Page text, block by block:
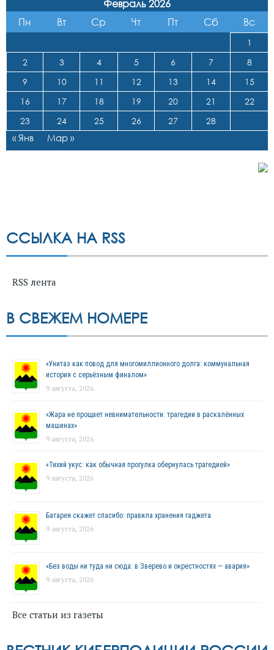
Февраль 2026
Пн
Вт Ср Чт Пт Сб Вс
1
2
3 4 5 6 7
8
9
10 11 12 13 14
15
16
17 18 19 20 21
22
23
24 25 26 27 28
« Янв Мар »
ССЫЛКА НА RSS
RSS лента
В СВЕЖЕМ НОМЕРЕ
«Унитаз как повод для многомиллионного долга: коммунальная
история с серьёзным финалом»
9 августа, 2026
«Жара не прощает невнимательности: трагедии в раскалённых
машинах»
9 августа, 2026
«Тихий укус: как обычная прогулка обернулась трагедией»
9 августа, 2026
Батарея скажет спасибо: правила хранения гаджета
9 августа, 2026
«Без воды ни туда ни сюда: в Зверево и окрестностях — авария»
9 августа, 2026
Все статьи из газеты